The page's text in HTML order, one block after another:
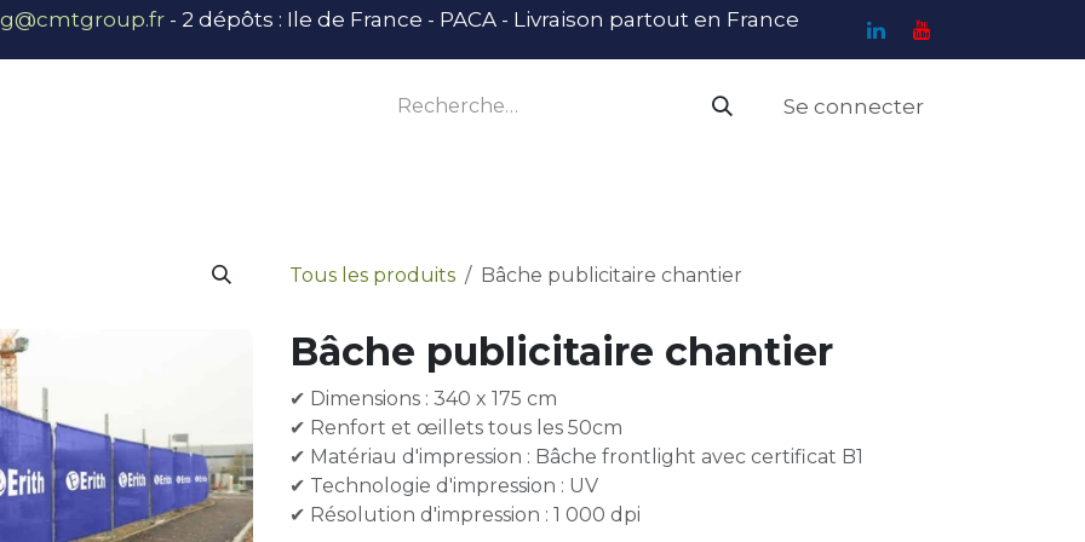
- 2 dépôts : Ile de France - PACA - Livraison partout en France
Se connecter
Tous les produits Bâche publicitaire chantier
Bâche publicitaire chantier
✔ Dimensions : 340 x 175 cm
✔ Renfort et œillets tous les 50cm
✔ Matériau d'impression : Bâche frontlight avec certificat B1
✔ Technologie d'impression : UV
✔ Résolution d'impression : 1 000 dpi